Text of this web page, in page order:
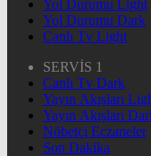
Yol Durumu Light
Yol Durumu Dark
Canlı Tv Light
SERVİS 1
Canlı Tv Dark
Yayın Akışları
Yayın Akışları
Nöbetçi Eczaneler
Son Dakika